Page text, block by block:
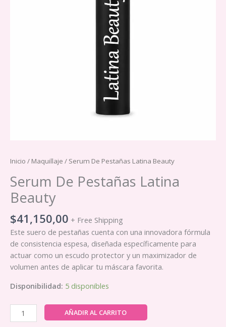
Inicio / Maquillaje / Serum De Pestañas Latina Beauty
Serum De Pestañas Latina
Beauty
$41,150,00 + Free Shipping
Este suero de pestañas cuenta con una innovadora fórmula
de consistencia espesa, diseñada específicamente para
actuar como un escudo protector y un maximizador de
volumen antes de aplicar tu máscara favorita.
Disponibilidad: 5 disponibles
Serum
De
AÑADIR AL CARRITO